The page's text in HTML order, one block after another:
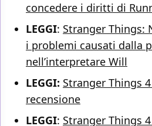
concedere i diritti di
LEGGI: Stranger Things:
i problemi causati dalla
nell’interpretare Will
LEGGI: Stranger Things
recensione
LEGGI: Stranger Things